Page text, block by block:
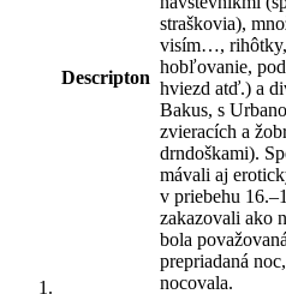
Descripton
straškovia),
visím…,
hobľovanie,
hviezd atď.) a
Bakus, s
zvieracích a
drndoškami).
mávali aj
v priebehu
zakazovali ako
bola
prepriadaná
nocovala.